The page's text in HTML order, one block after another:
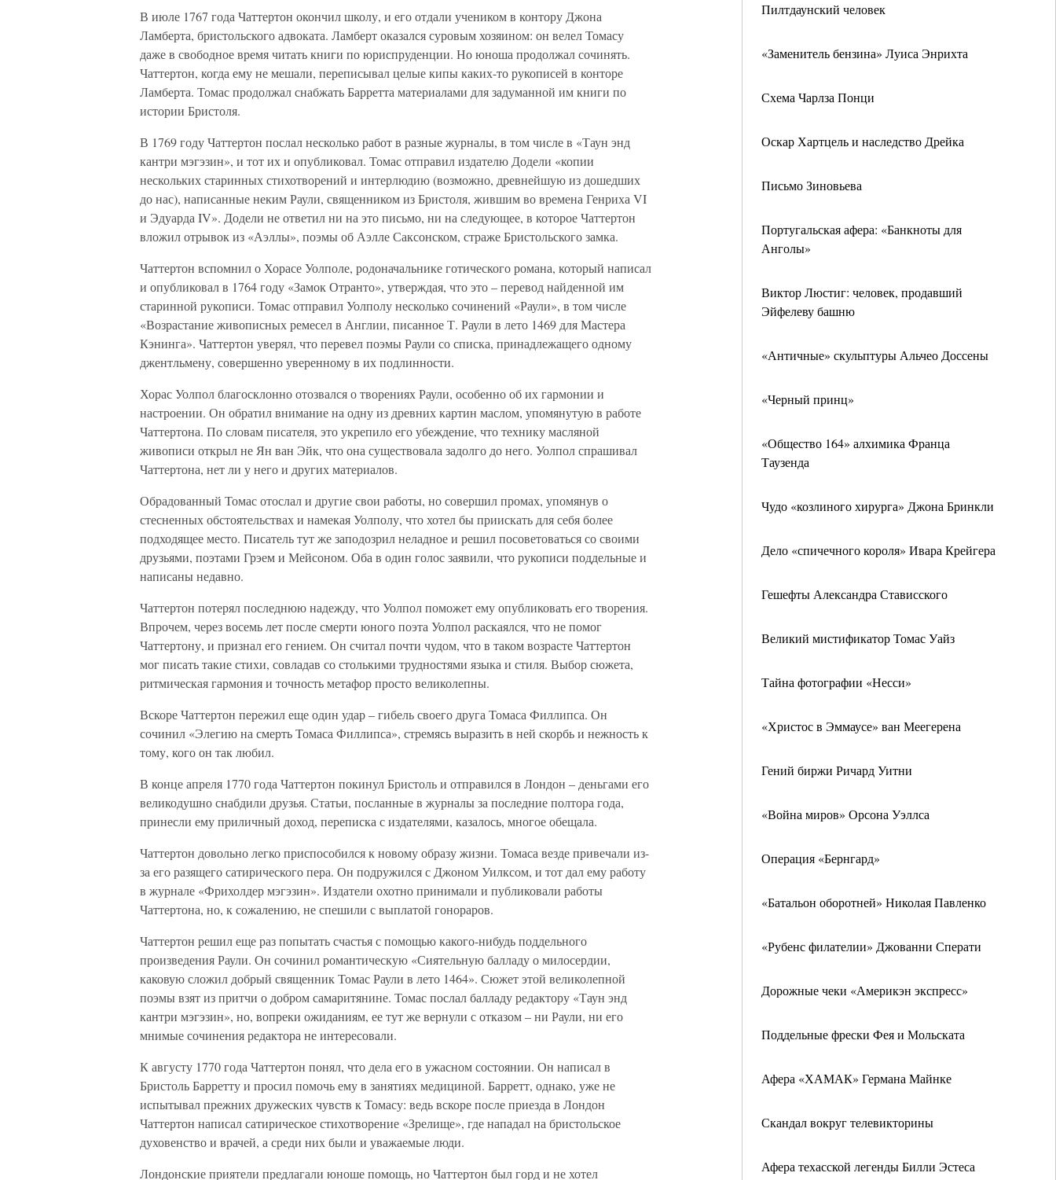
Пилтдаунский человек
«Заменитель бензина» Луиса Энрихта
Схема Чарлза Понци
Оскар Хартцель и наследство Дрейка
Письмо Зиновьева
Португальская афера: «Банкноты для
Анголы»
Виктор Люстиг: человек, продавший
Эйфелеву башню
«Античные» скульптуры Альчео Доссены
«Черный принц»
«Общество 164» алхимика Франца
Таузенда
Чудо «козлиного хирурга» Джона Бринкли
Дело «спичечного короля» Ивара Крейгера
Гешефты Александра Стависского
Великий мистификатор Томас Уайз
Тайна фотографии «Несси»
«Христос в Эммаусе» ван Меегерена
Гений биржи Ричард Уитни
«Война миров» Орсона Уэллса
Операция «Бернгард»
«Батальон оборотней» Николая Павленко
«Рубенс филателии» Джованни Сперати
Дорожные чеки «Америкэн экспресс»
Поддельные фрески Фея и Мольската
Афера «ХАМАК» Германа Майнке
Скандал вокруг телевикторины
Афера техасской легенды Билли Эстеса
В июле 1767 года Чаттертон окончил школу, и его отдали учеником в контору Джона
Ламберта, бристольского адвоката. Ламберт оказался суровым хозяином: он велел Томасу
даже в свободное время читать книги по юриспруденции. Но юноша продолжал сочинять.
Чаттертон, когда ему не мешали, переписывал целые кипы каких-то рукописей в конторе
Ламберта. Томас продолжал снабжать Барретта материалами для задуманной им книги по
истории Бристоля.
В 1769 году Чаттертон послал несколько работ в разные журналы, в том числе в «Таун энд
кантри мэгэзин», и тот их и опубликовал. Томас отправил издателю Додели «копии
нескольких старинных стихотворений и интерлюдию (возможно, древнейшую из дошедших
до нас), написанные неким Раули, священником из Бристоля, жившим во времена Генриха VI
и Эдуарда IV». Додели не ответил ни на это письмо, ни на следующее, в которое Чаттертон
вложил отрывок из «Аэллы», поэмы об Аэлле Саксонском, страже Бристольского замка.
Чаттертон вспомнил о Хорасе Уолполе, родоначальнике готического романа, который написал
и опубликовал в 1764 году «Замок Отранто», утверждая, что это – перевод найденной им
старинной рукописи. Томас отправил Уолполу несколько сочинений «Раули», в том числе
«Возрастание живописных ремесел в Англии, писанное Т. Раули в лето 1469 для Мастера
Кэнинга». Чаттертон уверял, что перевел поэмы Раули со списка, принадлежащего одному
джентльмену, совершенно уверенному в их подлинности.
Хорас Уолпол благосклонно отозвался о творениях Раули, особенно об их гармонии и
настроении. Он обратил внимание на одну из древних картин маслом, упомянутую в работе
Чаттертона. По словам писателя, это укрепило его убеждение, что технику масляной
живописи открыл не Ян ван Эйк, что она существовала задолго до него. Уолпол спрашивал
Чаттертона, нет ли у него и других материалов.
Обрадованный Томас отослал и другие свои работы, но совершил промах, упомянув о
стесненных обстоятельствах и намекая Уолполу, что хотел бы приискать для себя более
подходящее место. Писатель тут же заподозрил неладное и решил посоветоваться со своими
друзьями, поэтами Грэем и Мейсоном. Оба в один голос заявили, что рукописи поддельные и
написаны недавно.
Чаттертон потерял последнюю надежду, что Уолпол поможет ему опубликовать его творения.
Впрочем, через восемь лет после смерти юного поэта Уолпол раскаялся, что не помог
Чаттертону, и признал его гением. Он считал почти чудом, что в таком возрасте Чаттертон
мог писать такие стихи, совладав со столькими трудностями языка и стиля. Выбор сюжета,
ритмическая гармония и точность метафор просто великолепны.
Вскоре Чаттертон пережил еще один удар – гибель своего друга Томаса Филлипса. Он
сочинил «Элегию на смерть Томаса Филлипса», стремясь выразить в ней скорбь и нежность к
тому, кого он так любил.
В конце апреля 1770 года Чаттертон покинул Бристоль и отправился в Лондон – деньгами его
великодушно снабдили друзья. Статьи, посланные в журналы за последние полтора года,
принесли ему приличный доход, переписка с издателями, казалось, многое обещала.
Чаттертон довольно легко приспособился к новому образу жизни. Томаса везде привечали из-
за его разящего сатирического пера. Он подружился с Джоном Уилксом, и тот дал ему работу
в журнале «Фрихолдер мэгэзин». Издатели охотно принимали и публиковали работы
Чаттертона, но, к сожалению, не спешили с выплатой гонораров.
Чаттертон решил еще раз попытать счастья с помощью какого-нибудь поддельного
произведения Раули. Он сочинил романтическую «Сиятельную балладу о милосердии,
каковую сложил добрый священник Томас Раули в лето 1464». Сюжет этой великолепной
поэмы взят из притчи о добром самаритянине. Томас послал балладу редактору «Таун энд
кантри мэгэзин», но, вопреки ожиданиям, ее тут же вернули с отказом – ни Раули, ни его
мнимые сочинения редактора не интересовали.
К августу 1770 года Чаттертон понял, что дела его в ужасном состоянии. Он написал в
Бристоль Барретту и просил помочь ему в занятиях медициной. Барретт, однако, уже не
испытывал прежних дружеских чувств к Томасу: ведь вскоре после приезда в Лондон
Чаттертон написал сатирическое стихотворение «Зрелище», где нападал на бристольское
духовенство и врачей, а среди них были и уважаемые люди.
Лондонские приятели предлагали юноше помощь, но Чаттертон был горд и не хотел